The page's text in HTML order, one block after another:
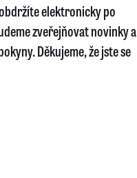
elektronicky po
zveřejňovat novinky a
Děkujeme, že jste se